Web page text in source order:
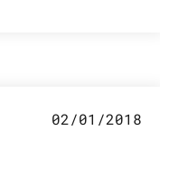
02/01/2018